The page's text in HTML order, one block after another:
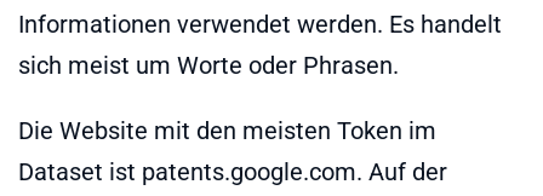
Informationen verwendet werden. Es handelt
sich meist um Worte oder Phrasen.
Die Website mit den meisten Token im
Dataset ist patents.google.com. Auf der